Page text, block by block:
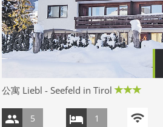
公寓 Liebl - Seefeld in Tirol
5 1